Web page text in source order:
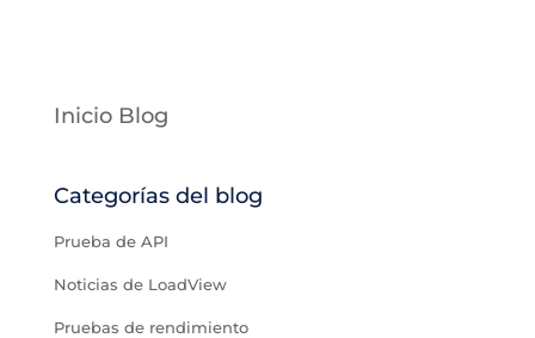
Inicio Blog
Categorías del blog
Prueba de API
Noticias de LoadView
Pruebas de rendimiento